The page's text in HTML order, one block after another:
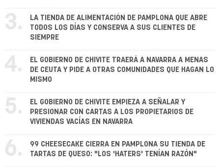
3.
LA TIENDA DE ALIMENTACIÓN DE PAMPLONA QUE ABRE
TODOS LOS DÍAS Y CONSERVA A SUS CLIENTES DE
SIEMPRE
4.
EL GOBIERNO DE CHIVITE TRAERÁ A NAVARRA A MENAS
DE CEUTA Y PIDE A OTRAS COMUNIDADES QUE HAGAN LO
MISMO
5.
EL GOBIERNO DE CHIVITE EMPIEZA A SEÑALAR Y
PRESIONAR CON CARTAS A LOS PROPIETARIOS DE
VIVIENDAS VACÍAS EN NAVARRA
6.
99 CHEESECAKE CIERRA EN PAMPLONA SU TIENDA DE
TARTAS DE QUESO: "LOS 'HATERS' TENÍAN RAZÓN"